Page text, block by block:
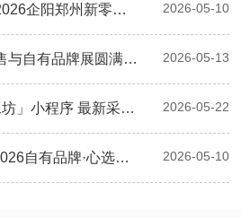
聚力同行，圆满收官！2026企阳郑州新零售与自有品牌展现场精彩回顾 2026-05-10
感谢信 | 2026企阳新零售与自有品牌展圆满落幕：感恩有您，下届再会！ 2026-05-13
5月供需直击！「零供工坊」小程序 最新采购清单已更新，速来对接！ 2026-05-22
以心·创新 用心·选新！2026自有品牌·心选奖颁奖典礼圆满举行，三大奖项荣耀揭晓 2026-05-10